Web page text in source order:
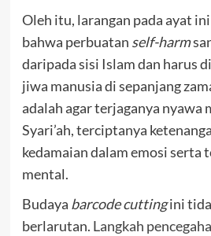
Oleh itu, larangan pada ayat
bahwa perbuatan self-harm
daripada sisi Islam dan harus
jiwa manusia di sepanjang
adalah agar terjaganya nyawa
Syari’ah, terciptanya
kedamaian dalam emosi serta
mental.
Budaya barcode cuttingini
berlarutan. Langkah